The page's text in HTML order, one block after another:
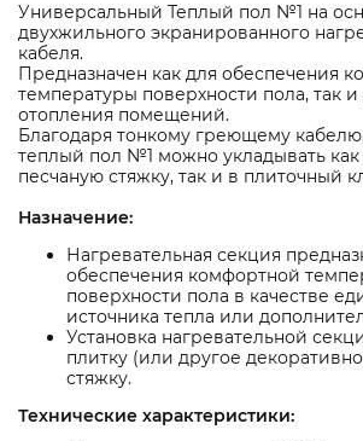
Универсальный Теплый пол №1 на
двухжильного экранированного
кабеля.
Предназначен как для обеспечения
температуры поверхности пола, так
отопления помещений.
Благодаря тонкому греющему
теплый пол №1 можно укладывать
песчаную стяжку, так и в плиточный
Назначение:
Нагревательная секция
обеспечения комфортной
поверхности пола в качестве
источника тепла или
Установка нагревательной
плитку (или другое
стяжку.
Технические характеристики: